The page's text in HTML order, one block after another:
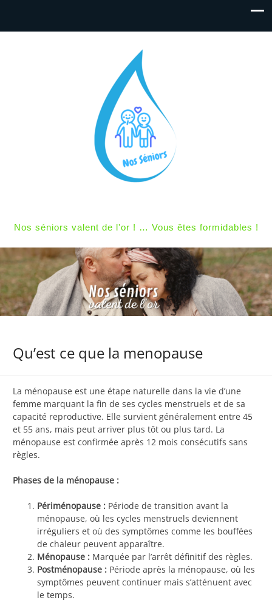
Nos séniors valent de l'or ! … Vous êtes formidables !
Qu’est ce que la menopause
La ménopause est une étape naturelle dans la vie d’une
femme marquant la fin de ses cycles menstruels et de sa
capacité reproductive. Elle survient généralement entre 45
et 55 ans, mais peut arriver plus tôt ou plus tard. La
ménopause est confirmée après 12 mois consécutifs sans
règles.
Phases de la ménopause :
Périménopause : Période de transition avant la
ménopause, où les cycles menstruels deviennent
irréguliers et où des symptômes comme les bouffées
de chaleur peuvent apparaître.
Ménopause : Marquée par l’arrêt définitif des règles.
Postménopause : Période après la ménopause, où les
symptômes peuvent continuer mais s’atténuent avec
le temps.